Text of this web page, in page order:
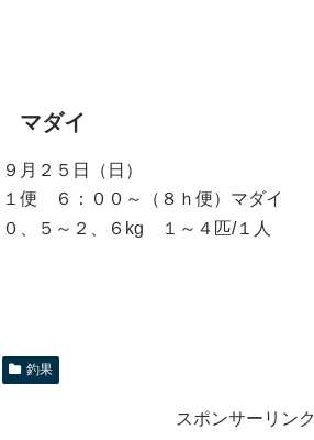
マダイ
９月２５日（日）
１便 ６：００～（８ｈ便）マダイ
０、５～２、６kg １～４匹/１人
釣果
スポンサーリンク